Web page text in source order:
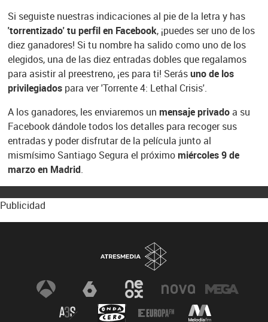
Si seguiste nuestras indicaciones al pie de la letra y has
'torrentizado' tu perfil en Facebook, ¡puedes ser uno de los
diez ganadores! Si tu nombre ha salido como uno de los
elegidos, una de las diez entradas dobles que regalamos
para asistir al preestreno, ¡es para ti! Serásuno de los
privilegiadospara ver 'Torrente 4: Lethal Crisis'.
A los ganadores, les enviaremos un mensaje privadoa su
Facebook dándole todos los detalles para recoger sus
entradas y poder disfrutar de la película junto al
mismísimo Santiago Segura el próximomiércoles 9 de
marzo en Madrid.
Publicidad